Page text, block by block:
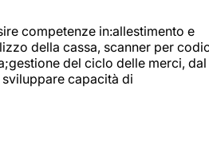
competenze in:allestimento e
della cassa, scanner per
del ciclo delle merci, dal
capacità di